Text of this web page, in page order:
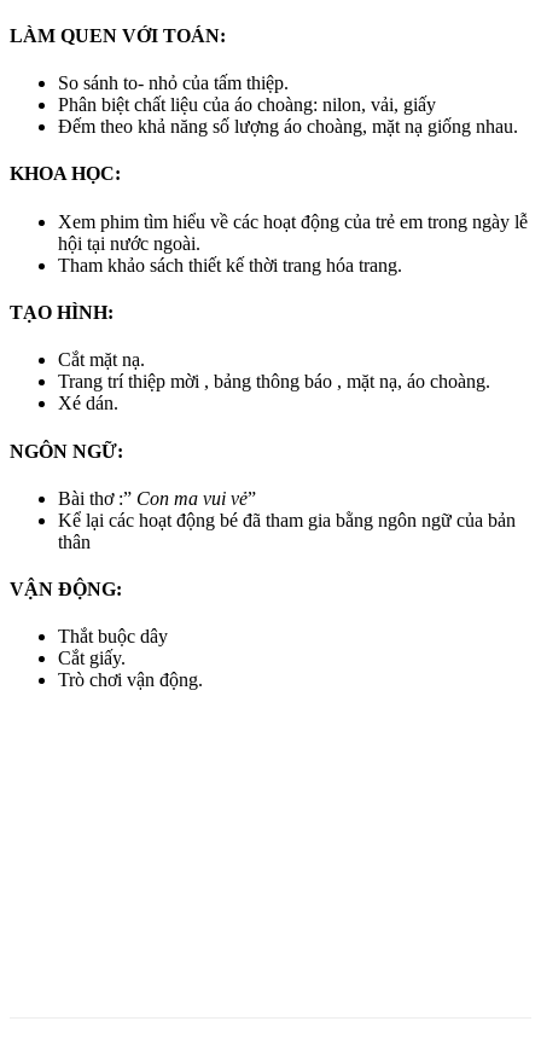
LÀM QUEN VỚI TOÁN:
So sánh to- nhỏ của tấm thiệp.
Phân biệt chất liệu của áo choàng: nilon, vải, giấy
Đếm theo khả năng số lượng áo choàng, mặt nạ giống nhau.
KHOA HỌC:
Xem phim tìm hiểu về các hoạt động của trẻ em trong ngày lễ
hội tại nước ngoài.
Tham khảo sách thiết kế thời trang hóa trang.
TẠO HÌNH:
Cắt mặt nạ.
Trang trí thiệp mời , bảng thông báo , mặt nạ, áo choàng.
Xé dán.
NGÔN NGỮ:
Bài thơ :” Con ma vui vẻ”
Kể lại các hoạt động bé đã tham gia bằng ngôn ngữ của bản
thân
VẬN ĐỘNG:
Thắt buộc dây
Cắt giấy.
Trò chơi vận động.